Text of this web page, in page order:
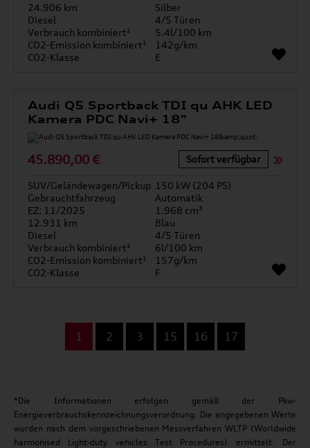
24.906 km
Silber
Diesel
4/5 Türen
Verbrauch kombiniert¹
5.4l/100 km
CO2-Emission kombiniert¹
142g/km
CO2-Klasse
E
Audi Q5 Sportback TDI qu AHK LED
Kamera PDC Navi+ 18"
45.890,00 € Sofort verfügbar
SUV/Geländewagen/Pickup 150 kW (204 PS)
Gebrauchtfahrzeug
Automatik
EZ: 11/2025
1.968 cm³
12.931 km
Blau
Diesel
4/5 Türen
Verbrauch kombiniert¹
6l/100 km
CO2-Emission kombiniert¹
157g/km
CO2-Klasse
F
1 2 3 15 16 17
*Die Informationen erfolgen gemäß der Pkw-
Energieverbrauchskennzeichnungsverordnung. Die angegebenen Werte
wurden nach dem vorgeschriebenen Messverfahren WLTP (Worldwide
harmonised Light-duty vehicles Test Procedures) ermittelt. Der